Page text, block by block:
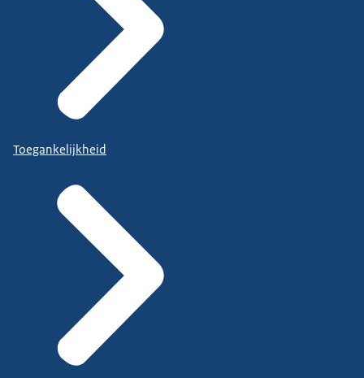
Toegankelijkheid